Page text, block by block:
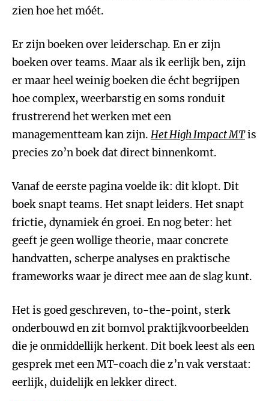
zien hoe het móét.
Er zijn boeken over leiderschap. En er zijn
boeken over teams. Maar als ik eerlijk ben, zijn
er maar heel weinig boeken die écht begrijpen
hoe complex, weerbarstig en soms ronduit
frustrerend het werken met een
managementteam kan zijn. Het High Impact MTis
precies zo’n boek dat direct binnenkomt.
Vanaf de eerste pagina voelde ik: dit klopt. Dit
boek snapt teams. Het snapt leiders. Het snapt
frictie, dynamiek én groei. En nog beter: het
geeft je geen wollige theorie, maar concrete
handvatten, scherpe analyses en praktische
frameworks waar je direct mee aan de slag kunt.
Het is goed geschreven, to-the-point, sterk
onderbouwd en zit bomvol praktijkvoorbeelden
die je onmiddellijk herkent. Dit boek leest als een
gesprek met een MT-coach die z’n vak verstaat:
eerlijk, duidelijk en lekker direct.